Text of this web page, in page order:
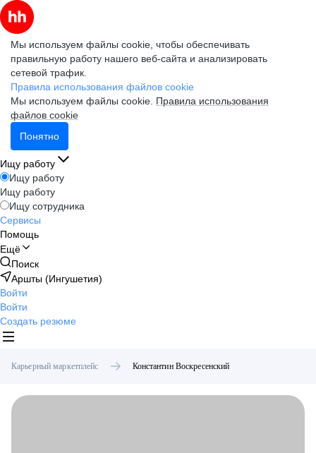
Мы используем файлы cookie, чтобы обеспечивать
правильную работу нашего веб-сайта и анализировать
сетевой трафик.
Правила использования файлов cookie
Мы используем файлы cookie. Правила использования
файлов cookie
Понятно
Ищу работу
Ищу работу
Ищу работу
Ищу сотрудника
Сервисы
Помощь
Ещё
Поиск
Аршты (Ингушетия)
Войти
Войти
Создать резюме
Карьерный маркетплейс Константин Воскресенский